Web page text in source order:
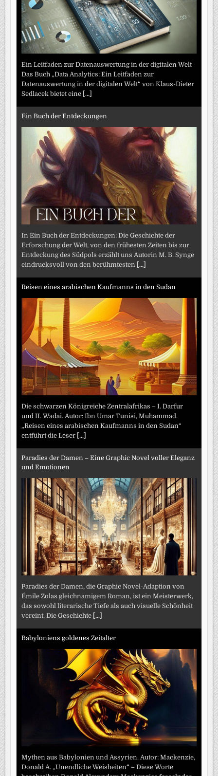
Ein Leitfaden zur Datenauswertung in der digitalen Welt
Das Buch „Data Analytics: Ein Leitfaden zur
Datenauswertung in der digitalen Welt“ von Klaus-Dieter
Sedlacek bietet eine [...]
Ein Buch der Entdeckungen
In Ein Buch der Entdeckungen: Die Geschichte der
Erforschung der Welt, von den frühesten Zeiten bis zur
Entdeckung des Südpols erzählt uns Autorin M. B. Synge
eindrucksvoll von den berühmtesten [...]
Reisen eines arabischen Kaufmanns in den Sudan
Die schwarzen Königreiche Zentralafrikas – I. Darfur
und II. Wadai. Autor: Ibn Umar Tunisi, Muhammad.
„Reisen eines arabischen Kaufmanns in den Sudan“
entführt die Leser [...]
Paradies der Damen – Eine Graphic Novel voller Eleganz
und Emotionen
Paradies der Damen, die Graphic Novel-Adaption von
Émile Zolas gleichnamigem Roman, ist ein Meisterwerk,
das sowohl literarische Tiefe als auch visuelle Schönheit
vereint. Die Geschichte [...]
Babyloniens goldenes Zeitalter
Mythen aus Babylonien und Assyrien. Autor: Mackenzie,
Donald A. „Unendliche Weisheiten“ – Diese Worte